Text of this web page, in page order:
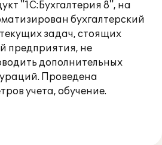
"1С:Бухгалтерия 8", на
бухгалтерский
задач, стоящих
предприятия, не
дополнительных
Проведена
учета, обучение.